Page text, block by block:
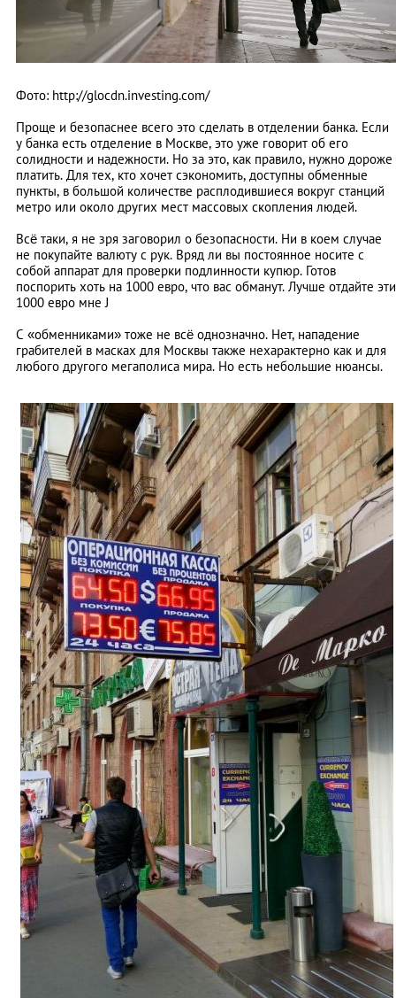
Фото: http://glocdn.investing.com/
Проще и безопаснее всего это сделать в отделении банка. Если
у банка есть отделение в Москве, это уже говорит об его
солидности и надежности. Но за это, как правило, нужно дороже
платить. Для тех, кто хочет сэкономить, доступны обменные
пункты, в большой количестве расплодившиеся вокруг станций
метро или около других мест массовых скопления людей.
Всё таки, я не зря заговорил о безопасности. Ни в коем случае
не покупайте валюту с рук. Вряд ли вы постоянное носите с
собой аппарат для проверки подлинности купюр. Готов
поспорить хоть на 1000 евро, что вас обманут. Лучше отдайте эти
1000 евро мне J
С «обменниками» тоже не всё однозначно. Нет, нападение
грабителей в масках для Москвы также нехарактерно как и для
любого другого мегаполиса мира. Но есть небольшие нюансы.